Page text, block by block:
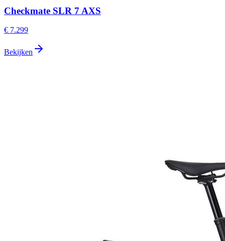
Checkmate SLR 7 AXS
€ 7.299
Bekijken